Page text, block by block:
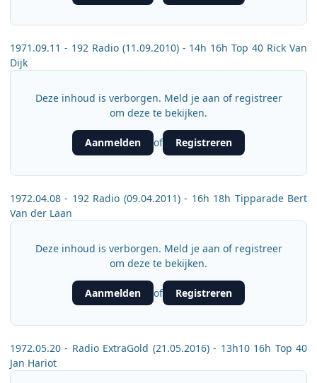
1971.09.11 - 192 Radio (11.09.2010) - 14h 16h Top 40 Rick Van
Dijk
Deze inhoud is verborgen. Meld je aan of registreer
om deze te bekijken.
Aanmelden of Registreren
1972.04.08 - 192 Radio (09.04.2011) - 16h 18h Tipparade Bert
Van der Laan
Deze inhoud is verborgen. Meld je aan of registreer
om deze te bekijken.
Aanmelden of Registreren
1972.05.20 - Radio ExtraGold (21.05.2016) - 13h10 16h Top 40
Jan Hariot